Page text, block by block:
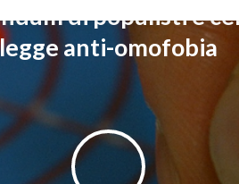
di populisti e
anti-omofobia